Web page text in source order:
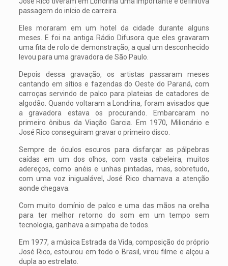
passagem do início de carreira.
Eles moraram em um hotel da cidade durante alguns
meses. E foi na antiga Rádio Difusora que eles gravaram
uma fita de rolo de demonstração, a qual um desconhecido
levou para uma gravadora de São Paulo.
Depois dessa gravação, os artistas passaram meses
cantando em sítios e fazendas do Oeste do Paraná, com
carroças servindo de palco para plateias de catadores de
algodão. Quando voltaram a Londrina, foram avisados que
a gravadora estava os procurando. Embarcaram no
primeiro ônibus da Viação Garcia. Em 1970, Milionário e
José Rico conseguiram gravar o primeiro disco.
Sempre de óculos escuros para disfarçar as pálpebras
caídas em um dos olhos, com vasta cabeleira, muitos
adereços, como anéis e unhas pintadas, mas, sobretudo,
com uma voz inigualável, José Rico chamava a atenção
aonde chegava.
Com muito domínio de palco e uma das mãos na orelha
para ter melhor retorno do som em um tempo sem
tecnologia, ganhava a simpatia de todos.
Em 1977, a música Estrada da Vida, composição do próprio
José Rico, estourou em todo o Brasil, virou filme e alçou a
dupla ao estrelato.